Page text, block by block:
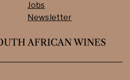
Jobs
Newsletter
AFRICAN WINES